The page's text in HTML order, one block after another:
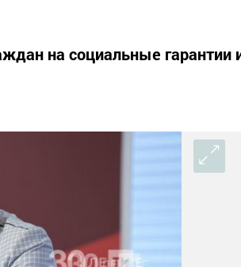
на социальные гарантии